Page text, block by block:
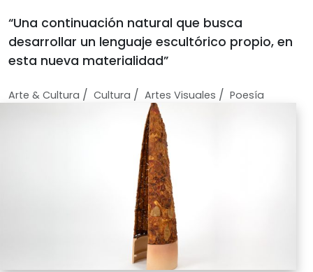
“Una continuación natural que busca
desarrollar un lenguaje escultórico propio, en
esta nueva materialidad”
Arte & Cultura / Cultura / Artes Visuales / Poesía